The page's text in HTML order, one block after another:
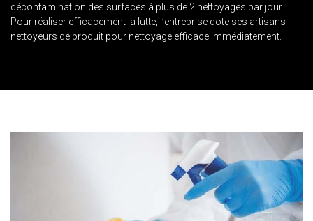
décontamination des surfaces à plus de 2 nettoyages par jour.
Pour réaliser efficacement la lutte, l’entreprise dote ses artisans
nettoyeurs de produit pour nettoyage efficace immédiatement.